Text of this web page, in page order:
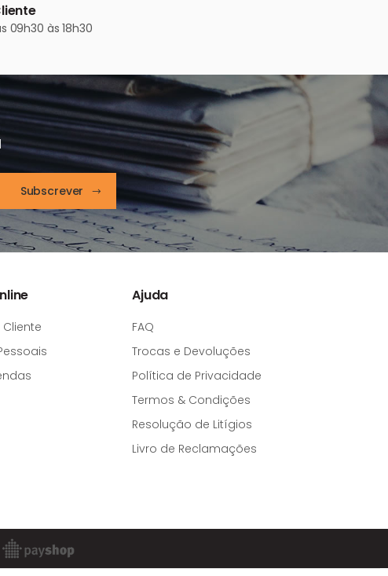
09h30 às 18h30
Subscrever
Ajuda
FAQ
Trocas e Devoluções
Política de Privacidade
Termos & Condições
Resolução de Litígios
Livro de Reclamações